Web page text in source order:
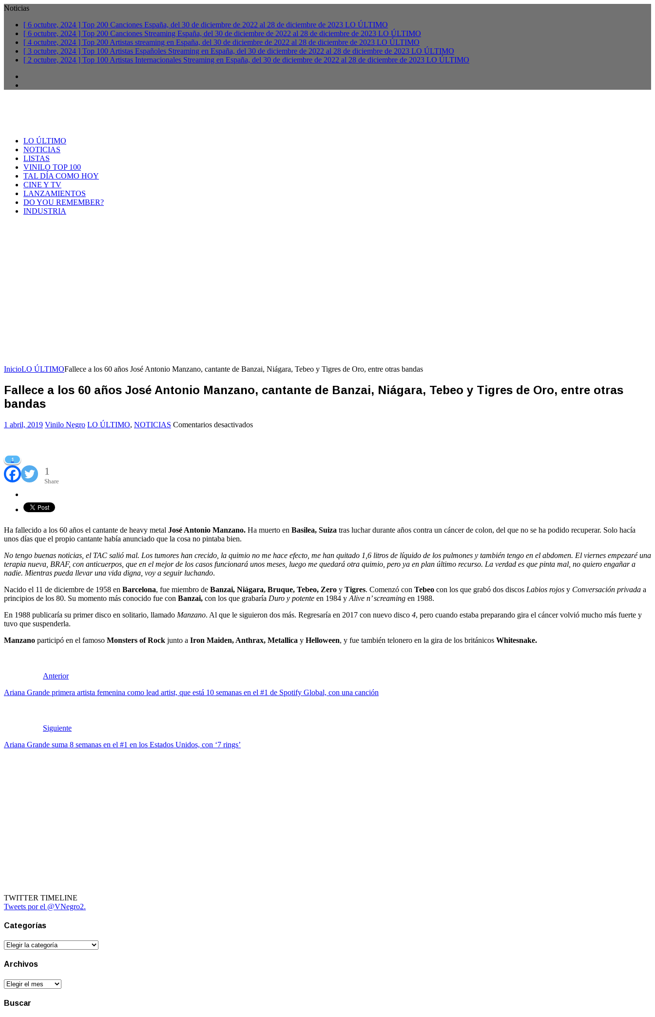
Noticias
[ 6 octubre, 2024 ] Top 200 Canciones España, del 30 de diciembre de 2022 al 28 de diciembre de 2023 LO ÚLTIMO
[ 6 octubre, 2024 ] Top 200 Canciones Streaming España, del 30 de diciembre de 2022 al 28 de diciembre de 2023 LO ÚLTIMO
[ 4 octubre, 2024 ] Top 200 Artistas streaming en España, del 30 de diciembre de 2022 al 28 de diciembre de 2023 LO ÚLTIMO
[ 3 octubre, 2024 ] Top 100 Artistas Españoles Streaming en España, del 30 de diciembre de 2022 al 28 de diciembre de 2023 LO ÚLTIMO
[ 2 octubre, 2024 ] Top 100 Artistas Internacionales Streaming en España, del 30 de diciembre de 2022 al 28 de diciembre de 2023 LO ÚLTIMO
LO ÚLTIMO
NOTICIAS
LISTAS
VINILO TOP 100
TAL DÍA COMO HOY
CINE Y TV
LANZAMIENTOS
DO YOU REMEMBER?
INDUSTRIA
InicioLO ÚLTIMOFallece a los 60 años José Antonio Manzano, cantante de Banzai, Niágara, Tebeo y Tigres de Oro, entre otras bandas
Fallece a los 60 años José Antonio Manzano, cantante de Banzai, Niágara, Tebeo y Tigres de Oro, entre otras
bandas
1 abril, 2019 Vinilo Negro LO ÚLTIMO, NOTICIAS Comentarios desactivadosen
Niágara,
Tigres
de
otras
bandas
1
1
Share
Ha fallecido a los 60 años el cantante de heavy metal José Antonio Manzano. Ha muerto en Basilea, Suiza tras luchar durante años contra un cáncer de colon, del que no se ha podido recuperar. Solo hacía
unos días que el propio cantante había anunciado que la cosa no pintaba bien.
No tengo buenas noticias, el TAC salió mal. Los tumores han crecido, la quimio no me hace efecto, me han quitado 1,6 litros de líquido de los pulmones y también tengo en el abdomen. El viernes empezaré una
terapia nueva, BRAF, con anticuerpos, que en el mejor de los casos funcionará unos meses, luego me quedará otra quimio, pero ya en plan último recurso. La verdad es que pinta mal, no quiero engañar a
nadie. Mientras pueda llevar una vida digna, voy a seguir luchando.
Nacido el 11 de diciembre de 1958 en Barcelona, fue miembro de Banzai, Niágara, Bruque, Tebeo, Zero y Tigres. Comenzó con Tebeo con los que grabó dos discos Labios rojos y Conversación privada a
principios de los 80. Su momento más conocido fue con Banzai, con los que grabaría Duro y potente en 1984 y Alive n’ screaming en 1988.
En 1988 publicaría su primer disco en solitario, llamado Manzano. Al que le siguieron dos más. Regresaría en 2017 con nuevo disco 4, pero cuando estaba preparando gira el cáncer volvió mucho más fuerte y
tuvo que suspenderla.
Manzano participó en el famoso Monsters of Rock junto a Iron Maiden, Anthrax, Metallica y Helloween, y fue también telonero en la gira de los británicos Whitesnake.
Anterior
Ariana Grande primera artista femenina como lead artist, que está 10 semanas en el #1 de Spotify Global, con una canción
Siguiente
Ariana Grande suma 8 semanas en el #1 en los Estados Unidos, con ‘7 rings’
TWITTER TIMELINE
Tweets por el @VNegro2.
Categorías
Categorías
Archivos
Archivos
Buscar